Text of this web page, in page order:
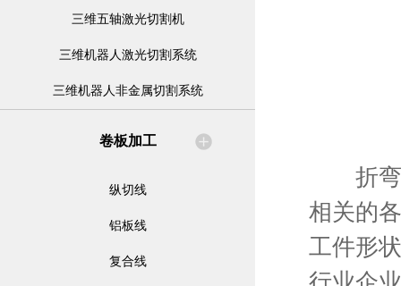
三维五轴激光切割机
三维机器人激光切割系统
三维机器人非金属切割系统
卷板加工
纵切线
铝板线
复合线
折弯
相关的
工件形